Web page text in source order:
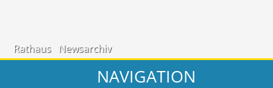
Rathaus Newsarchiv
NAVIGATION